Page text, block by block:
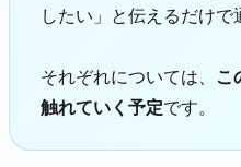
したい」と伝えるだけで
それぞれについては、
こ
触れていく予定です。